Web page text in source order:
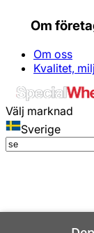
Om
Om oss
Kvalitet,
Välj marknad
Sverige